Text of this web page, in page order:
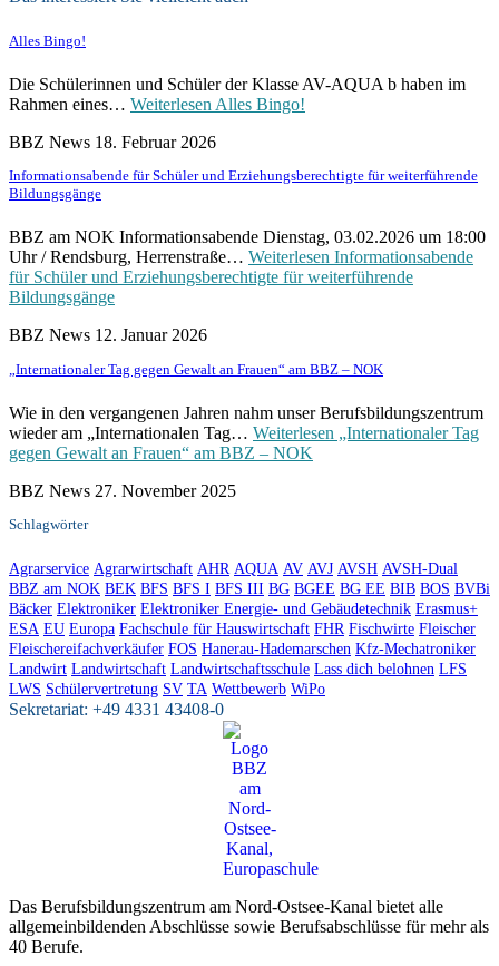
Alles Bingo!
Die Schülerinnen und Schüler der Klasse AV-AQUA b haben im
Rahmen eines… Weiterlesen Alles Bingo!
BBZ News 18. Februar 2026
Informationsabende für Schüler und Erziehungsberechtigte für weiterführende
Bildungsgänge
BBZ am NOK Informationsabende Dienstag, 03.02.2026 um 18:00
Uhr / Rendsburg, Herrenstraße… Weiterlesen Informationsabende
für Schüler und Erziehungsberechtigte für weiterführende
Bildungsgänge
BBZ News 12. Januar 2026
„Internationaler Tag gegen Gewalt an Frauen“ am BBZ – NOK
Wie in den vergangenen Jahren nahm unser Berufsbildungszentrum
wieder am „Internationalen Tag… Weiterlesen „Internationaler Tag
gegen Gewalt an Frauen“ am BBZ – NOK
BBZ News 27. November 2025
Schlagwörter
Agrarservice Agrarwirtschaft AHR AQUA AV AVJ AVSH AVSH-Dual
BBZ am NOK BEK BFS BFS I BFS III BG BGEE BG EE BIB BOS BVBi
Bäcker Elektroniker Elektroniker Energie- und Gebäudetechnik Erasmus+
ESA EU Europa Fachschule für Hauswirtschaft FHR Fischwirte Fleischer
Fleischereifachverkäufer FOS Hanerau-Hademarschen Kfz-Mechatroniker
Landwirt Landwirtschaft Landwirtschaftsschule Lass dich belohnen LFS
LWS Schülervertretung SV TA Wettbewerb WiPo
Sekretariat: +49 4331 43408-0
Das Berufsbildungszentrum am Nord-Ostsee-Kanal bietet alle
allgemeinbildenden Abschlüsse sowie Berufsabschlüsse für mehr als
40 Berufe.